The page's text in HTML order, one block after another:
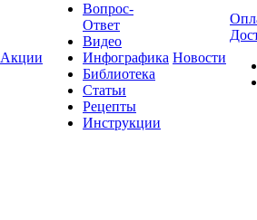
Акции
Вопрос-
Ответ
Видео
Инфографика
Библиотека
Статьи
Рецепты
Инструкции
Новости